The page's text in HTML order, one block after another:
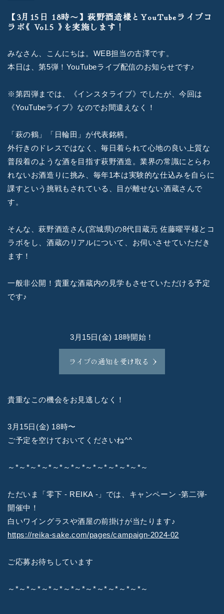
【3月15日 18時〜】萩野酒造様とYouTubeライブコ
ラボ《 Vol.5 》を実施します！
みなさん、こんにちは。WEB担当の古澤です。
本日は、第5弾！YouTubeライブ配信のお知らせです♪
※第四弾までは、《インスタライブ》でしたが、今回は
《YouTubeライブ》なのでお間違えなく！
「萩の鶴」「日輪田」が代表銘柄。
外行きのドレスではなく、毎日着られて心地の良い上質な
普段着のような酒を目指す萩野酒造。業界の常識にとらわ
れないお酒造りに挑み、毎年1本は実験的な仕込みを自らに
課すという挑戦もされている、目が離せない酒蔵さんで
す。
そんな、萩野酒造さん(宮城県)の8代目蔵元 佐藤曜平様とコ
ラボをし、酒蔵のリアルについて、お伺いさせていただき
ます！
一般非公開！貴重な酒蔵内の見学もさせていただける予定
です♪
3月15日(金) 18時開始！
ライブの通知を受け取る
貴重なこの機会をお見逃しなく！
3月15日(金) 18時〜
ご予定を空けておいてくださいね^^
～*～*～*～*～*～*～*～*～*～*～*～*～
ただいま「零下 - REIKA -」では、キャンペーン -第二弾-
開催中！
白いワイングラスや酒屋の前掛けが当たります♪
https://reika-sake.com/pages/campaign-2024-02
ご応募お待ちしています
～*～*～*～*～*～*～*～*～*～*～*～*～